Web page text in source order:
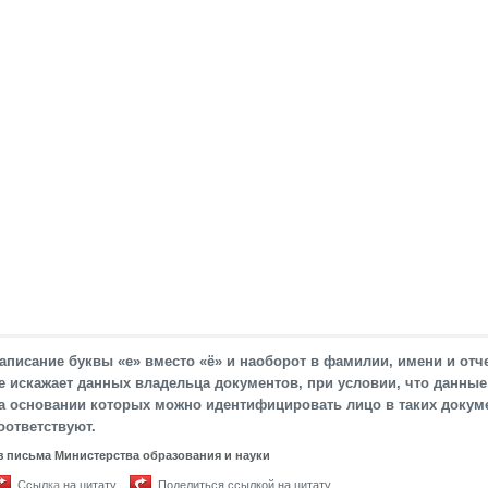
буквы «е» вместо «ё» и наоборот в фамилии, имени и
искажает данных владельца документов, при условии, что
основании которых можно идентифицировать лицо в таких
письма Министерства образования и науки
Ссылка на цитату Поделиться ссылкой на цитату